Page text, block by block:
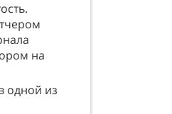
на
одной из